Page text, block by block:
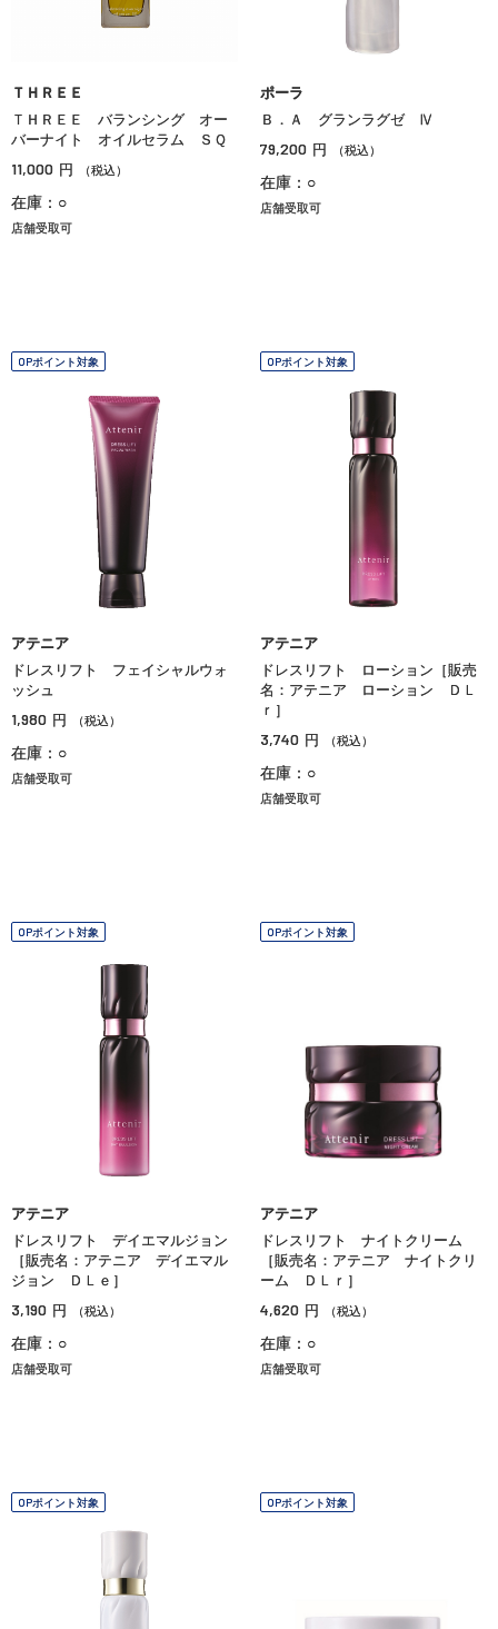
ＴＨＲＥＥ
ＴＨＲＥＥ バランシング オー
バーナイト オイルセラム ＳＱ
11,000 円 （税込）
在庫：○
店舗受取可
ポーラ
Ｂ．Ａ グランラグゼ Ⅳ
79,200 円 （税込）
在庫：○
店舗受取可
OPポイント対象
アテニア
ドレスリフト フェイシャルウォ
ッシュ
1,980 円 （税込）
在庫：○
店舗受取可
OPポイント対象
アテニア
ドレスリフト ローション［販売
名：アテニア ローション ＤＬ
ｒ］
3,740 円 （税込）
在庫：○
店舗受取可
OPポイント対象
アテニア
ドレスリフト デイエマルジョン
［販売名：アテニア デイエマル
ジョン ＤＬｅ］
3,190 円 （税込）
在庫：○
店舗受取可
OPポイント対象
アテニア
ドレスリフト ナイトクリーム
［販売名：アテニア ナイトクリ
ーム ＤＬｒ］
4,620 円 （税込）
在庫：○
店舗受取可
OPポイント対象 OPポイント対象